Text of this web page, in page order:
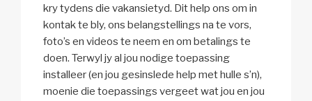
kry tydens die vakansietyd. Dit help ons om in
kontak te bly, ons belangstellings na te vors,
foto’s en videos te neem en om betalings te
doen. Terwyl jy al jou nodige toepassing
installeer (en jou gesinslede help met hulle s’n),
moenie die toepassings vergeet wat jou en jou